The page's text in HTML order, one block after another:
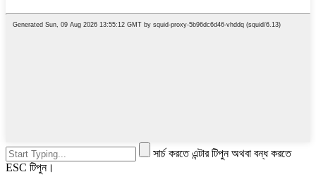
সার্চ করতে এন্টার টিপুন অথবা বন্ধ করতে
ESC টিপুন।